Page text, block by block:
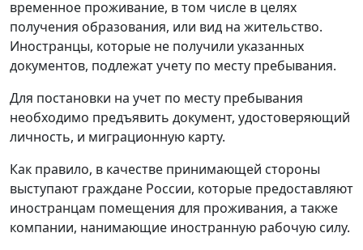
временное проживание, в том числе в целях
получения образования, или вид на жительство.
Иностранцы, которые не получили указанных
документов, подлежат учету по месту пребывания.
Для постановки на учет по месту пребывания
необходимо предъявить документ, удостоверяющий
личность, и миграционную карту.
Как правило, в качестве принимающей стороны
выступают граждане России, которые предоставляют
иностранцам помещения для проживания, а также
компании, нанимающие иностранную рабочую силу.